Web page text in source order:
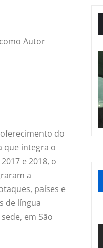
Autor
do
que integra o
e 2018, o
a
países e
de língua
em São